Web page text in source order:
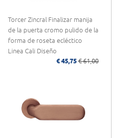
Torcer Zincral Finalizar manija
de la puerta cromo pulido de la
forma de roseta ecléctico
Linea Cali Diseño
€ 45,75 € 61,00